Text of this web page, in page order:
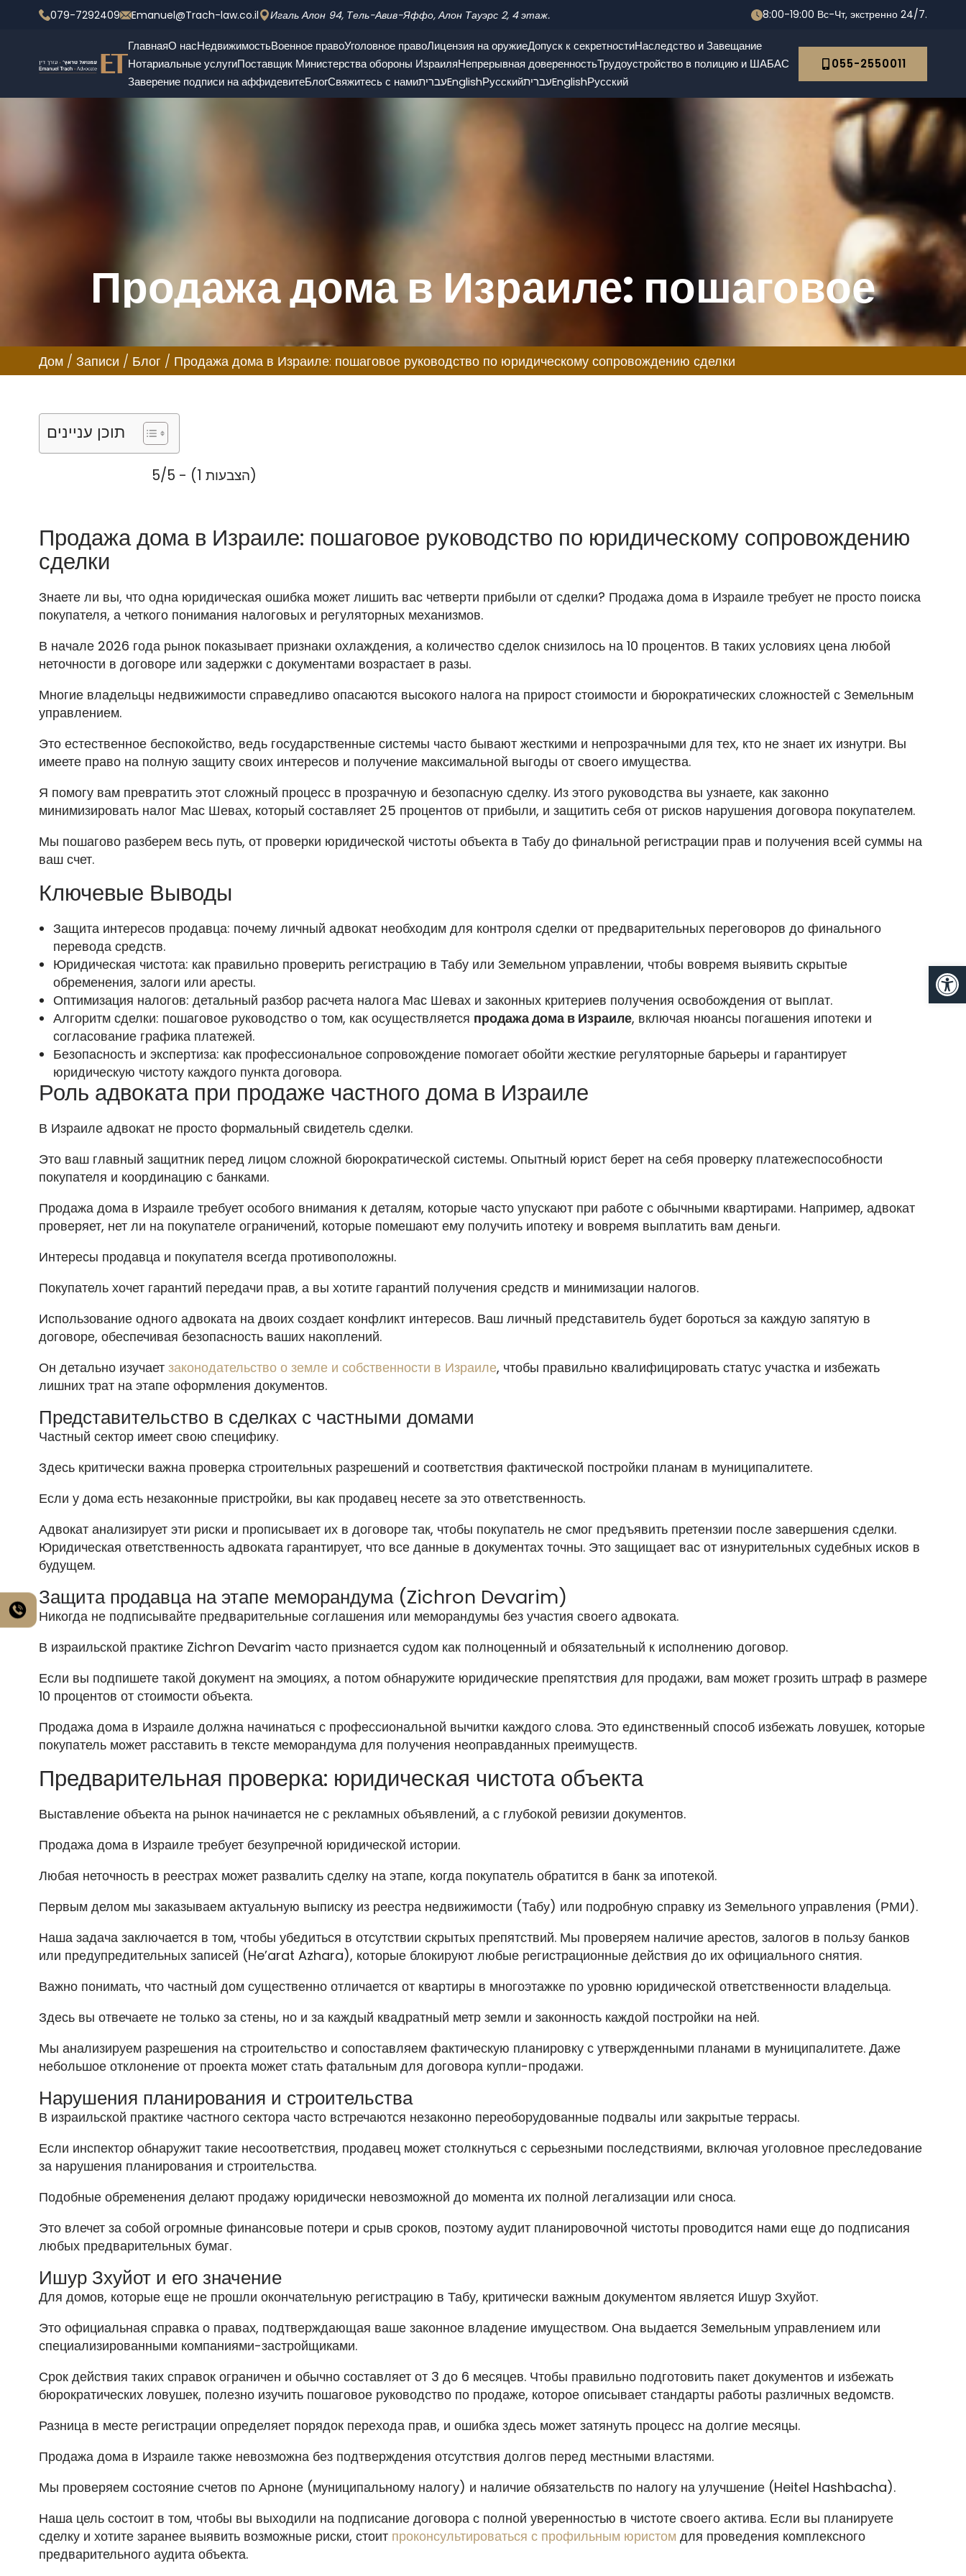
079-7292409 Emanuel@Trach-law.co.il Игаль Алон 94, Тель-Авив-Яффо, Алон Тауэрс 2, 4 этаж. 8:00-19:00 Вс-Чт, экстренно 24/7.
ГлавнаяО насНедвижимостьВоенное правоУголовное правоЛицензия на оружиеДопуск к секретностиНаследство и Завещание
Нотариальные услугиПоставщик Министерства обороны ИзраиляНепрерывная доверенностьТрудоустройство в полицию и ШАБАС
Заверение подписи на аффидевитеБлогСвяжитесь с намиעבריתEnglishРусскийעבריתEnglishРусский
055-2550011
Продажа дома в Израиле: пошаговое
руководство по юридическому
сопровождению сделки
Дом / Записи / Блог / Продажа дома в Израиле: пошаговое руководство по юридическому сопровождению сделки
תוכן עניינים
5/5 - (1 הצבעות)
Продажа дома в Израиле: пошаговое руководство по юридическому сопровождению
сделки
Знаете ли вы, что одна юридическая ошибка может лишить вас четверти прибыли от сделки? Продажа дома в Израиле требует не просто поиска
покупателя, а четкого понимания налоговых и регуляторных механизмов.
В начале 2026 года рынок показывает признаки охлаждения, а количество сделок снизилось на 10 процентов. В таких условиях цена любой
неточности в договоре или задержки с документами возрастает в разы.
Многие владельцы недвижимости справедливо опасаются высокого налога на прирост стоимости и бюрократических сложностей с Земельным
управлением.
Это естественное беспокойство, ведь государственные системы часто бывают жесткими и непрозрачными для тех, кто не знает их изнутри. Вы
имеете право на полную защиту своих интересов и получение максимальной выгоды от своего имущества.
Я помогу вам превратить этот сложный процесс в прозрачную и безопасную сделку. Из этого руководства вы узнаете, как законно
минимизировать налог Мас Шевах, который составляет 25 процентов от прибыли, и защитить себя от рисков нарушения договора покупателем.
Мы пошагово разберем весь путь, от проверки юридической чистоты объекта в Табу до финальной регистрации прав и получения всей суммы на
ваш счет.
Ключевые Выводы
Защита интересов продавца: почему личный адвокат необходим для контроля сделки от предварительных переговоров до финального
перевода средств.
Юридическая чистота: как правильно проверить регистрацию в Табу или Земельном управлении, чтобы вовремя выявить скрытые
обременения, залоги или аресты.
Оптимизация налогов: детальный разбор расчета налога Мас Шевах и законных критериев получения освобождения от выплат.
Алгоритм сделки: пошаговое руководство о том, как осуществляется продажа дома в Израиле, включая нюансы погашения ипотеки и
согласование графика платежей.
Безопасность и экспертиза: как профессиональное сопровождение помогает обойти жесткие регуляторные барьеры и гарантирует
юридическую чистоту каждого пункта договора.
Роль адвоката при продаже частного дома в Израиле
В Израиле адвокат не просто формальный свидетель сделки.
Это ваш главный защитник перед лицом сложной бюрократической системы. Опытный юрист берет на себя проверку платежеспособности
покупателя и координацию с банками.
Продажа дома в Израиле требует особого внимания к деталям, которые часто упускают при работе с обычными квартирами. Например, адвокат
проверяет, нет ли на покупателе ограничений, которые помешают ему получить ипотеку и вовремя выплатить вам деньги.
Интересы продавца и покупателя всегда противоположны.
Покупатель хочет гарантий передачи прав, а вы хотите гарантий получения средств и минимизации налогов.
Использование одного адвоката на двоих создает конфликт интересов. Ваш личный представитель будет бороться за каждую запятую в
договоре, обеспечивая безопасность ваших накоплений.
Он детально изучает законодательство о земле и собственности в Израиле, чтобы правильно квалифицировать статус участка и избежать
лишних трат на этапе оформления документов.
Представительство в сделках с частными домами
Частный сектор имеет свою специфику.
Здесь критически важна проверка строительных разрешений и соответствия фактической постройки планам в муниципалитете.
Если у дома есть незаконные пристройки, вы как продавец несете за это ответственность.
Адвокат анализирует эти риски и прописывает их в договоре так, чтобы покупатель не смог предъявить претензии после завершения сделки.
Юридическая ответственность адвоката гарантирует, что все данные в документах точны. Это защищает вас от изнурительных судебных исков в
будущем.
Защита продавца на этапе меморандума (Zichron Devarim)
Никогда не подписывайте предварительные соглашения или меморандумы без участия своего адвоката.
В израильской практике Zichron Devarim часто признается судом как полноценный и обязательный к исполнению договор.
Если вы подпишете такой документ на эмоциях, а потом обнаружите юридические препятствия для продажи, вам может грозить штраф в размере
10 процентов от стоимости объекта.
Продажа дома в Израиле должна начинаться с профессиональной вычитки каждого слова. Это единственный способ избежать ловушек, которые
покупатель может расставить в тексте меморандума для получения неоправданных преимуществ.
Предварительная проверка: юридическая чистота объекта
Выставление объекта на рынок начинается не с рекламных объявлений, а с глубокой ревизии документов.
Продажа дома в Израиле требует безупречной юридической истории.
Любая неточность в реестрах может развалить сделку на этапе, когда покупатель обратится в банк за ипотекой.
Первым делом мы заказываем актуальную выписку из реестра недвижимости (Табу) или подробную справку из Земельного управления (РМИ).
Наша задача заключается в том, чтобы убедиться в отсутствии скрытых препятствий. Мы проверяем наличие арестов, залогов в пользу банков
или предупредительных записей (He’arat Azhara), которые блокируют любые регистрационные действия до их официального снятия.
Важно понимать, что частный дом существенно отличается от квартиры в многоэтажке по уровню юридической ответственности владельца.
Здесь вы отвечаете не только за стены, но и за каждый квадратный метр земли и законность каждой постройки на ней.
Мы анализируем разрешения на строительство и сопоставляем фактическую планировку с утвержденными планами в муниципалитете. Даже
небольшое отклонение от проекта может стать фатальным для договора купли-продажи.
Нарушения планирования и строительства
В израильской практике частного сектора часто встречаются незаконно переоборудованные подвалы или закрытые террасы.
Если инспектор обнаружит такие несоответствия, продавец может столкнуться с серьезными последствиями, включая уголовное преследование
за нарушения планирования и строительства.
Подобные обременения делают продажу юридически невозможной до момента их полной легализации или сноса.
Это влечет за собой огромные финансовые потери и срыв сроков, поэтому аудит планировочной чистоты проводится нами еще до подписания
любых предварительных бумаг.
Ишур Зхуйот и его значение
Для домов, которые еще не прошли окончательную регистрацию в Табу, критически важным документом является Ишур Зхуйот.
Это официальная справка о правах, подтверждающая ваше законное владение имуществом. Она выдается Земельным управлением или
специализированными компаниями-застройщиками.
Срок действия таких справок ограничен и обычно составляет от 3 до 6 месяцев. Чтобы правильно подготовить пакет документов и избежать
бюрократических ловушек, полезно изучить пошаговое руководство по продаже, которое описывает стандарты работы различных ведомств.
Разница в месте регистрации определяет порядок перехода прав, и ошибка здесь может затянуть процесс на долгие месяцы.
Продажа дома в Израиле также невозможна без подтверждения отсутствия долгов перед местными властями.
Мы проверяем состояние счетов по Арноне (муниципальному налогу) и наличие обязательств по налогу на улучшение (Heitel Hashbacha).
Наша цель состоит в том, чтобы вы выходили на подписание договора с полной уверенностью в чистоте своего актива. Если вы планируете
сделку и хотите заранее выявить возможные риски, стоит проконсультироваться с профильным юристом для проведения комплексного
предварительного аудита объекта.